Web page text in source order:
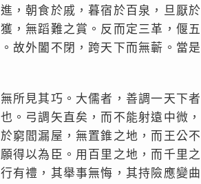
，朝食於戚，暮宿於百泉，旦厭於
，無蹈難之賞。反而定三革，偃五
故外闔不閉，跨天下而無蘄。當是
所見其巧。大儒者，善調一天下者
。弓調矢直矣，而不能射遠中微，
窮閻漏屋，無置錐之地，而王公不
得以為臣。用百里之地，而千里之
有禮，其舉事無悔，其持險應變曲